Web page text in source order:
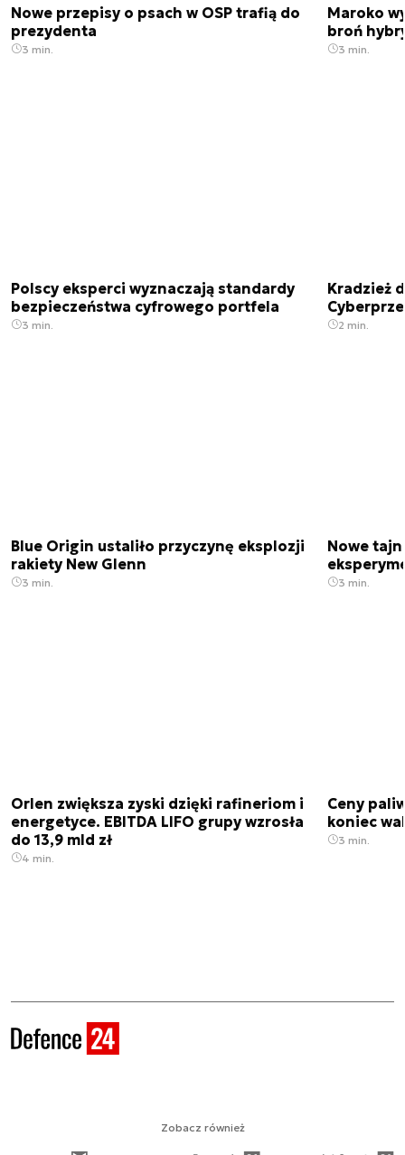
Nowe przepisy o psach w OSP trafią do
prezydenta
3 min.
Maroko
broń
3 min.
Polscy eksperci wyznaczają standardy
bezpieczeństwa cyfrowego portfela
3 min.
Kradzież
2 min.
Blue Origin ustaliło przyczynę eksplozji
rakiety New Glenn
3 min.
Nowe
3 min.
Orlen zwiększa zyski dzięki rafineriom i
energetyce. EBITDA LIFO grupy wzrosła
do 13,9 mld zł
4 min.
Ceny
koniec
3 min.
Zobacz również